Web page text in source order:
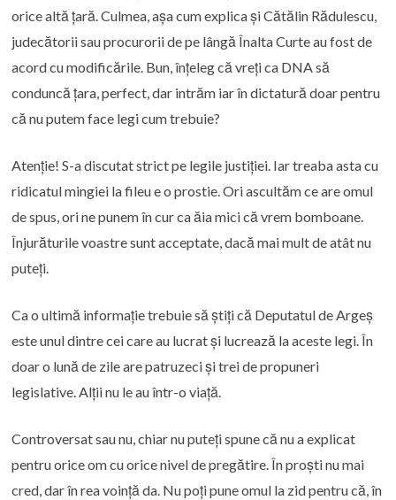
orice altă țară. Culmea, așa cum explica și Cătălin Rădulescu,
judecătorii sau procurorii de pe lângă Înalta Curte au fost de
acord cu modificările. Bun, înțeleg că vreți ca DNA să
conduncă țara, perfect, dar intrăm iar în dictatură doar pentru
că nu putem face legi cum trebuie?
Atenție! S-a discutat strict pe legile justiției. Iar treaba asta cu
ridicatul mingiei la fileu e o prostie. Ori ascultăm ce are omul
de spus, ori ne punem în cur ca ăia mici că vrem bomboane.
Înjurăturile voastre sunt acceptate, dacă mai mult de atât nu
puteți.
Ca o ultimă informație trebuie să știți că Deputatul de Argeș
este unul dintre cei care au lucrat și lucrează la aceste legi. În
doar o lună de zile are patruzeci și trei de propuneri
legislative. Alții nu le au într-o viață.
Controversat sau nu, chiar nu puteți spune că nu a explicat
pentru orice om cu orice nivel de pregătire. În proști nu mai
cred, dar în rea voință da. Nu poți pune omul la zid pentru că, în